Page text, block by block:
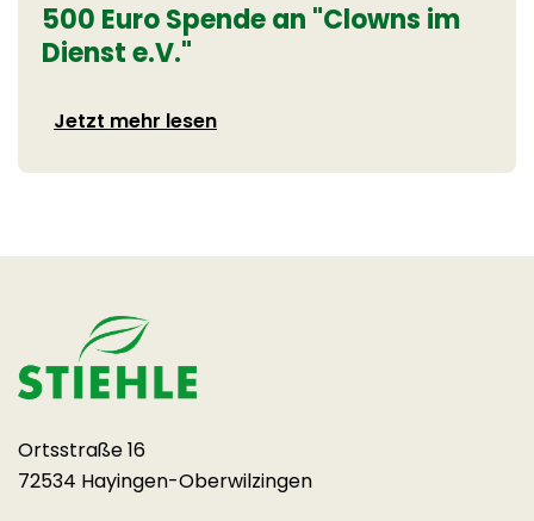
500 Euro Spende an "Clowns im
Dienst e.V."
Jetzt mehr lesen
Ortsstraße 16
72534 Hayingen-Oberwilzingen